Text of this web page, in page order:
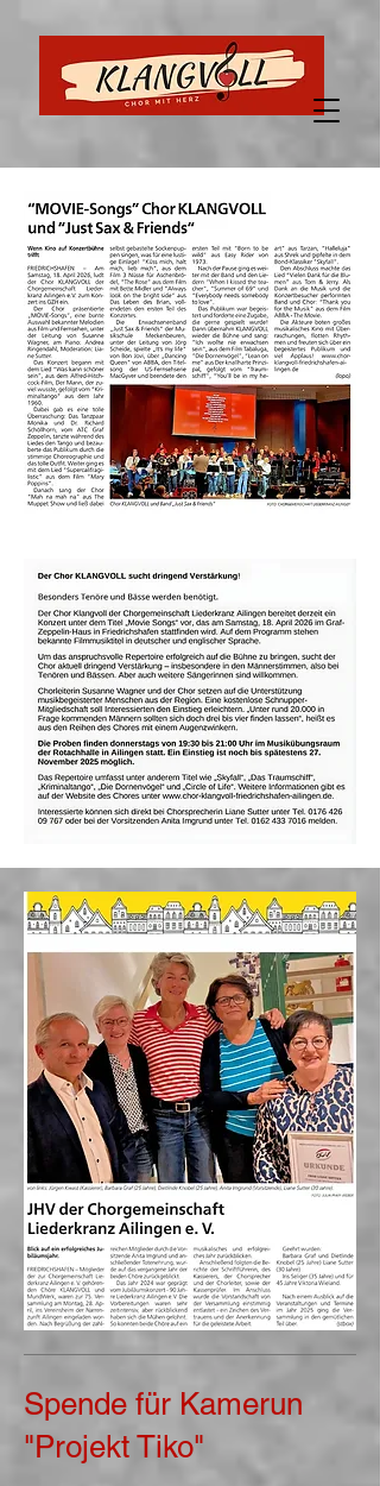
Spende für Kamerun
"Projekt Tiko"